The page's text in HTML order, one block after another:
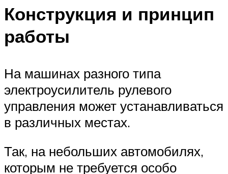
Конструкция и принцип
работы
На машинах разного типа
электроусилитель рулевого
управления может устанавливаться
в различных местах.
Так, на небольших автомобилях,
которым не требуется особо